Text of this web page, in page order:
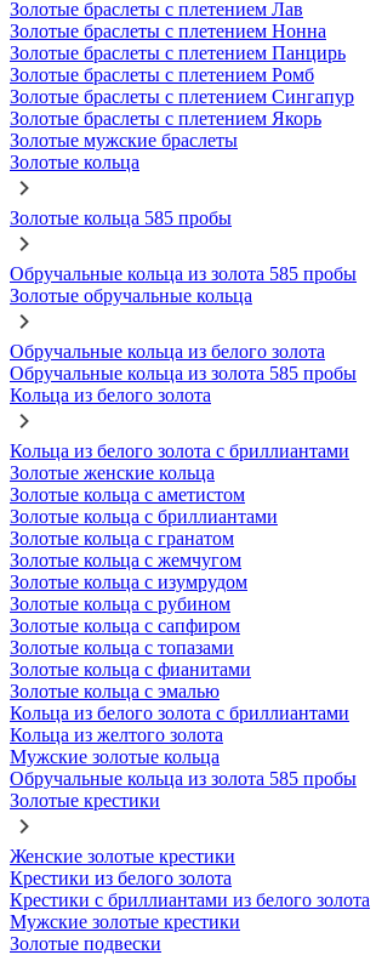
Золотые браслеты с плетением Лав
Золотые браслеты с плетением Нонна
Золотые браслеты с плетением Панцирь
Золотые браслеты с плетением Ромб
Золотые браслеты с плетением Сингапур
Золотые браслеты с плетением Якорь
Золотые мужские браслеты
Золотые кольца
Золотые кольца 585 пробы
Обручальные кольца из золота 585 пробы
Золотые обручальные кольца
Обручальные кольца из белого золота
Обручальные кольца из золота 585 пробы
Кольца из белого золота
Кольца из белого золота с бриллиантами
Золотые женские кольца
Золотые кольца с аметистом
Золотые кольца с бриллиантами
Золотые кольца с гранатом
Золотые кольца с жемчугом
Золотые кольца с изумрудом
Золотые кольца с рубином
Золотые кольца с сапфиром
Золотые кольца с топазами
Золотые кольца с фианитами
Золотые кольца с эмалью
Кольца из белого золота с бриллиантами
Кольца из желтого золота
Мужские золотые кольца
Обручальные кольца из золота 585 пробы
Золотые крестики
Женские золотые крестики
Крестики из белого золота
Крестики с бриллиантами из белого золота
Мужские золотые крестики
Золотые подвески